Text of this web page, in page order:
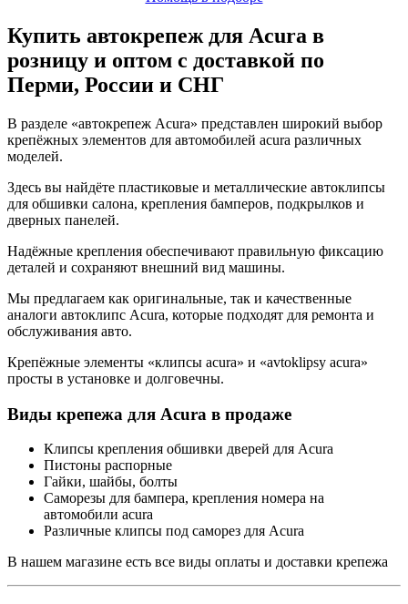
Купить автокрепеж для Acura в
розницу и оптом с доставкой по
Перми, России и СНГ
В разделе «автокрепеж Acura» представлен широкий выбор
крепёжных элементов для автомобилей acura различных
моделей.
Здесь вы найдёте пластиковые и металлические автоклипсы
для обшивки салона, крепления бамперов, подкрылков и
дверных панелей.
Надёжные крепления обеспечивают правильную фиксацию
деталей и сохраняют внешний вид машины.
Мы предлагаем как оригинальные, так и качественные
аналоги автоклипс Acura, которые подходят для ремонта и
обслуживания авто.
Крепёжные элементы «клипсы acura» и «avtoklipsy acura»
просты в установке и долговечны.
Виды крепежа для Acura в продаже
Клипсы крепления обшивки дверей для Acura
Пистоны распорные
Гайки, шайбы, болты
Саморезы для бампера, крепления номера на
автомобили acura
Различные клипсы под саморез для Acura
В нашем магазине есть все виды оплаты и доставки крепежа